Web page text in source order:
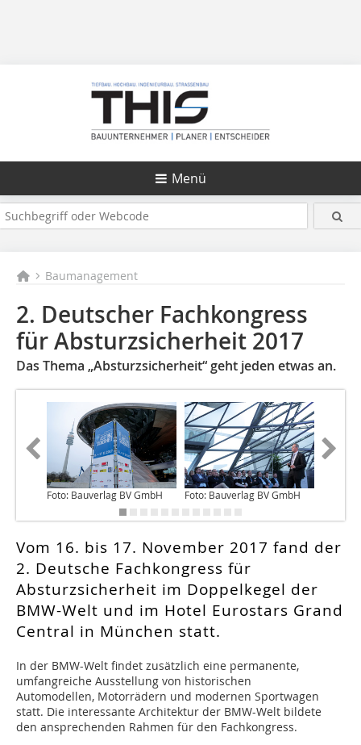
Menü
Baumanagement
2. Deutscher Fachkongress
für Absturzsicherheit 2017
Das Thema „Absturzsicherheit“ geht jeden etwas an.
Foto: Bauverlag BV GmbH Foto: Bauverlag BV GmbH
Vom 16. bis 17. November 2017 fand der
2. Deutsche Fachkongress für
Absturzsicherheit im Doppelkegel der
BMW-Welt und im Hotel Eurostars Grand
Central in München statt.
In der BMW-Welt findet zusätzlich eine permanente,
umfangreiche Ausstellung von historischen
Automodellen, Motorrädern und modernen Sportwagen
statt. Die interessante Architektur der BMW-Welt bildete
den ansprechenden Rahmen für den Fachkongress.